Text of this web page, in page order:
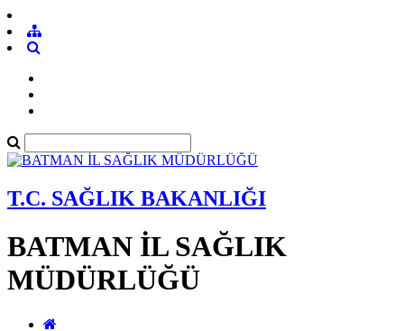
T.C. SAĞLIK BAKANLIĞI
BATMAN İL SAĞLIK
MÜDÜRLÜĞÜ